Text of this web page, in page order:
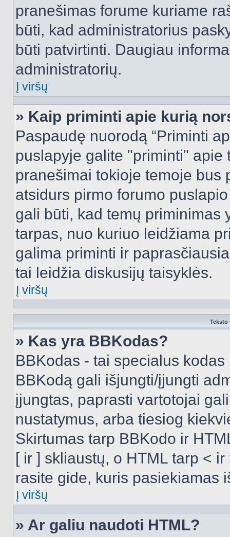
pranešimas forume kuriame
būti, kad administratorius
būti patvirtinti. Daugiau
administratorių.
Į viršų
» Kaip priminti apie kurią
Paspaudę nuorodą “Priminti
puslapyje galite "priminti"
pranešimai tokioje temoje bus
atsidurs pirmo forumo
gali būti, kad temų priminimas
tarpas, nuo kuriuo leidžiama
galima priminti ir
tai leidžia diskusijų taisyklės.
Į viršų
Teksto
» Kas yra BBKodas?
BBKodas - tai specialus
BBKodą gali išjungti/įjungti
įjungtas, paprasti vartotojai
nustatymus, arba tiesiog
Skirtumas tarp BBKodo ir
[ ir ] skliaustų, o HTML tarp <
rasite gide, kuris pasiekiamas
Į viršų
» Ar galiu naudoti HTML?